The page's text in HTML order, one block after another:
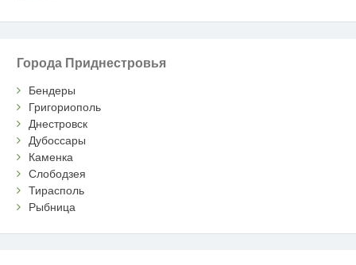
Города Приднестровья
Бендеры
Григориополь
Днестровск
Дубоссары
Каменка
Слободзея
Тирасполь
Рыбница